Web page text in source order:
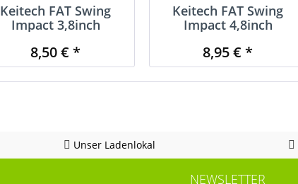
Keitech FAT Swing
Impact 3,8inch
8,50 € *
Keitech FAT Swing
Impact 4,8inch
8,95 € *
Unser Ladenlokal
NEWSLETTER